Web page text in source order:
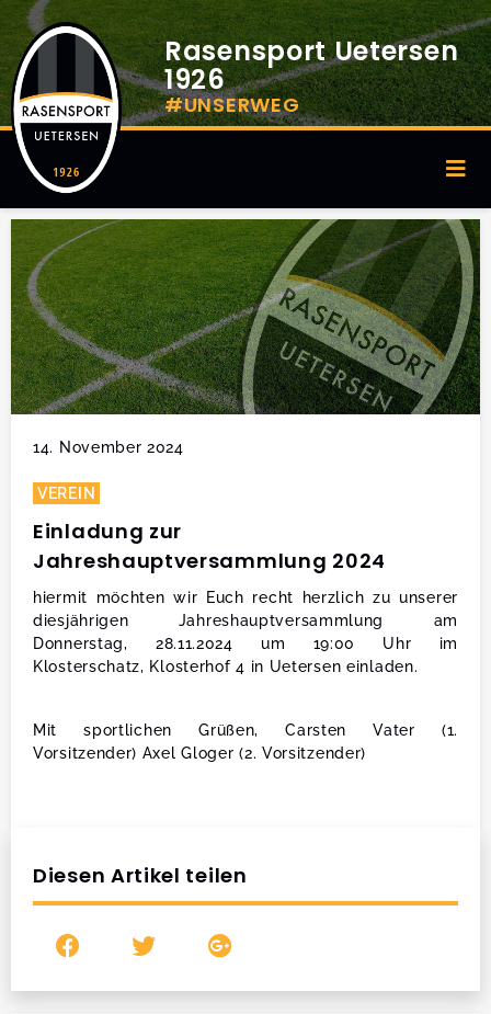
Rasensport Uetersen
1926
#UNSERWEG
14. November 2024
VEREIN
Einladung zur
Jahreshauptversammlung 2024
hiermit möchten wir Euch recht herzlich zu unserer
diesjährigen Jahreshauptversammlung am
Donnerstag, 28.11.2024 um 19:00 Uhr im
Klosterschatz, Klosterhof 4 in Uetersen einladen.
Mit sportlichen Grüßen, Carsten Vater (1.
Vorsitzender) Axel Gloger (2. Vorsitzender)
Diesen Artikel teilen